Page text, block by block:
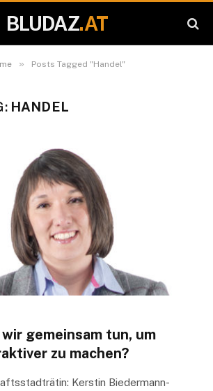
BLUDAZ.AT
» Posts Tagged "Handel"
HANDEL
gemeinsam tun, um
zu machen?
Kerstin Biedermann-